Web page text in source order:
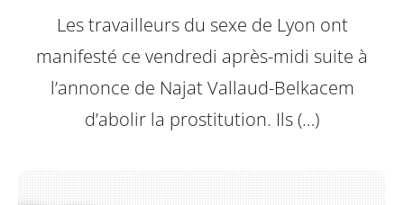
Les travailleurs du sexe de Lyon ont
manifesté ce vendredi après-midi suite à
l’annonce de Najat Vallaud-Belkacem
d’abolir la prostitution. Ils (…)